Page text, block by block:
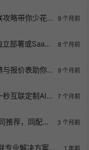
攻略带你少花
9 个月前
立部署或SaaS
8 个月前
与报价表助你
9 个月前
秒互联定制AI
7 个月前
推荐，同配置
3 个月前
专业解决方案助
1 年前